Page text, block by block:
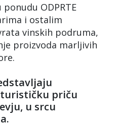
ODPRTE
i ostalim
vinskih podruma,
proizvoda marljivih
priču
u srcu